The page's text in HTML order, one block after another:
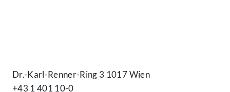
Dr.-Karl-Renner-Ring 3 1017 Wien
+43 1 401 10-0